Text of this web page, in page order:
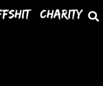
Charity